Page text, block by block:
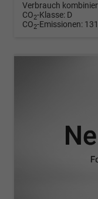
Verbrauch
CO2-Klasse: D
CO2-Emissionen: